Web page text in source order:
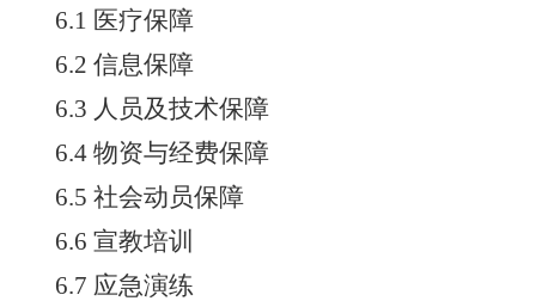
6.1 医疗保障
6.2 信息保障
6.3 人员及技术保障
6.4 物资与经费保障
6.5 社会动员保障
6.6 宣教培训
6.7 应急演练